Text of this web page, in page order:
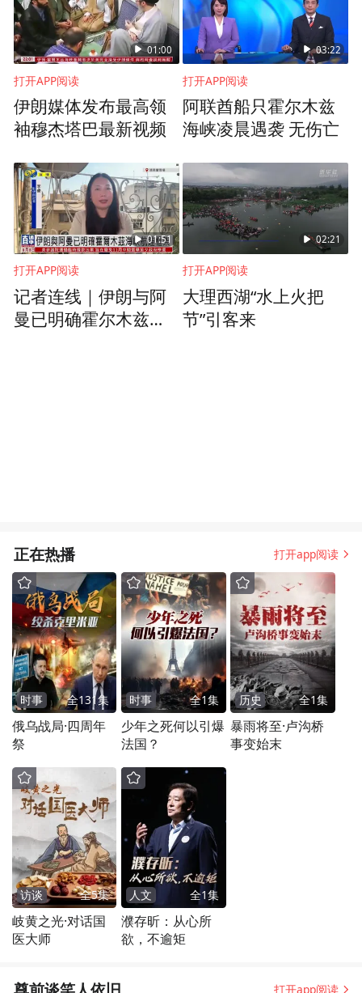
01:00
打开APP阅读
伊朗媒体发布最高领
袖穆杰塔巴最新视频
03:22
打开APP阅读
阿联酋船只霍尔木兹
海峡凌晨遇袭 无伤亡
01:51
打开APP阅读
记者连线｜伊朗与阿
曼已明确霍尔木兹海
02:21
打开APP阅读
大理西湖“水上火把
节”引客来
正在热播 打开app阅读
时事 全131集
俄乌战局·四周年
祭
时事 全1集
少年之死何以引爆
法国？
历史 全1集
暴雨将至·卢沟桥
事变始末
访谈 全5集
岐黄之光·对话国
医大师
人文 全1集
濮存昕：从心所
欲，不逾矩
打开app阅读